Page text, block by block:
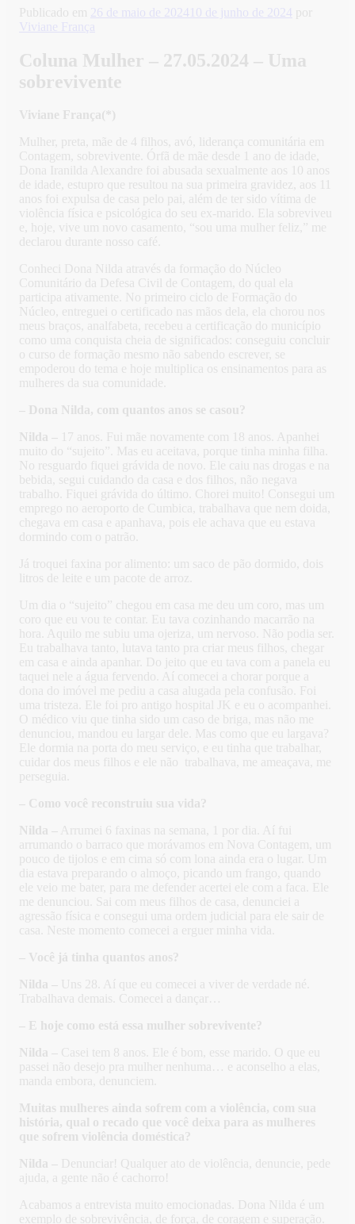
Publicado em 26 de maio de 2024 10 de junho de 2024 por
Viviane França
Coluna Mulher – 27.05.2024 – Uma
sobrevivente
Viviane França(*)
Mulher, preta, mãe de 4 filhos, avó, liderança comunitária em
Contagem, sobrevivente. Órfã de mãe desde 1 ano de idade,
Dona Iranilda Alexandre foi abusada sexualmente aos 10 anos
de idade, estupro que resultou na sua primeira gravidez, aos 11
anos foi expulsa de casa pelo pai, além de ter sido vítima de
violência física e psicológica do seu ex-marido. Ela sobreviveu
e, hoje, vive um novo casamento, “sou uma mulher feliz,” me
declarou durante nosso café.
Conheci Dona Nilda através da formação do Núcleo
Comunitário da Defesa Civil de Contagem, do qual ela
participa ativamente. No primeiro ciclo de Formação do
Núcleo, entreguei o certificado nas mãos dela, ela chorou nos
meus braços, analfabeta, recebeu a certificação do município
como uma conquista cheia de significados: conseguiu concluir
o curso de formação mesmo não sabendo escrever, se
empoderou do tema e hoje multiplica os ensinamentos para as
mulheres da sua comunidade.
– Dona Nilda, com quantos anos se casou?
Nilda – 17 anos. Fui mãe novamente com 18 anos. Apanhei
muito do “sujeito”. Mas eu aceitava, porque tinha minha filha.
No resguardo fiquei grávida de novo. Ele caiu nas drogas e na
bebida, segui cuidando da casa e dos filhos, não negava
trabalho. Fiquei grávida do último. Chorei muito! Consegui um
emprego no aeroporto de Cumbica, trabalhava que nem doida,
chegava em casa e apanhava, pois ele achava que eu estava
dormindo com o patrão.
Já troquei faxina por alimento: um saco de pão dormido, dois
litros de leite e um pacote de arroz.
Um dia o “sujeito” chegou em casa me deu um coro, mas um
coro que eu vou te contar. Eu tava cozinhando macarrão na
hora. Aquilo me subiu uma ojeriza, um nervoso. Não podia ser.
Eu trabalhava tanto, lutava tanto pra criar meus filhos, chegar
em casa e ainda apanhar. Do jeito que eu tava com a panela eu
taquei nele a água fervendo. Aí comecei a chorar porque a
dona do imóvel me pediu a casa alugada pela confusão. Foi
uma tristeza. Ele foi pro antigo hospital JK e eu o acompanhei.
O médico viu que tinha sido um caso de briga, mas não me
denunciou, mandou eu largar dele. Mas como que eu largava?
Ele dormia na porta do meu serviço, e eu tinha que trabalhar,
cuidar dos meus filhos e ele não trabalhava, me ameaçava, me
perseguia.
– Como você reconstruiu sua vida?
Nilda – Arrumei 6 faxinas na semana, 1 por dia. Aí fui
arrumando o barraco que morávamos em Nova Contagem, um
pouco de tijolos e em cima só com lona ainda era o lugar. Um
dia estava preparando o almoço, picando um frango, quando
ele veio me bater, para me defender acertei ele com a faca. Ele
me denunciou. Sai com meus filhos de casa, denunciei a
agressão física e consegui uma ordem judicial para ele sair de
casa. Neste momento comecei a erguer minha vida.
– Você já tinha quantos anos?
Nilda – Uns 28. Aí que eu comecei a viver de verdade né.
Trabalhava demais. Comecei a dançar…
– E hoje como está essa mulher sobrevivente?
Nilda – Casei tem 8 anos. Ele é bom, esse marido. O que eu
passei não desejo pra mulher nenhuma… e aconselho a elas,
manda embora, denunciem.
Muitas mulheres ainda sofrem com a violência, com sua
história, qual o recado que você deixa para as mulheres
que sofrem violência doméstica?
Nilda – Denunciar! Qualquer ato de violência, denuncie, pede
ajuda, a gente não é cachorro!
Acabamos a entrevista muito emocionadas. Dona Nilda é um
exemplo de sobrevivência, de força, de coragem e superação.